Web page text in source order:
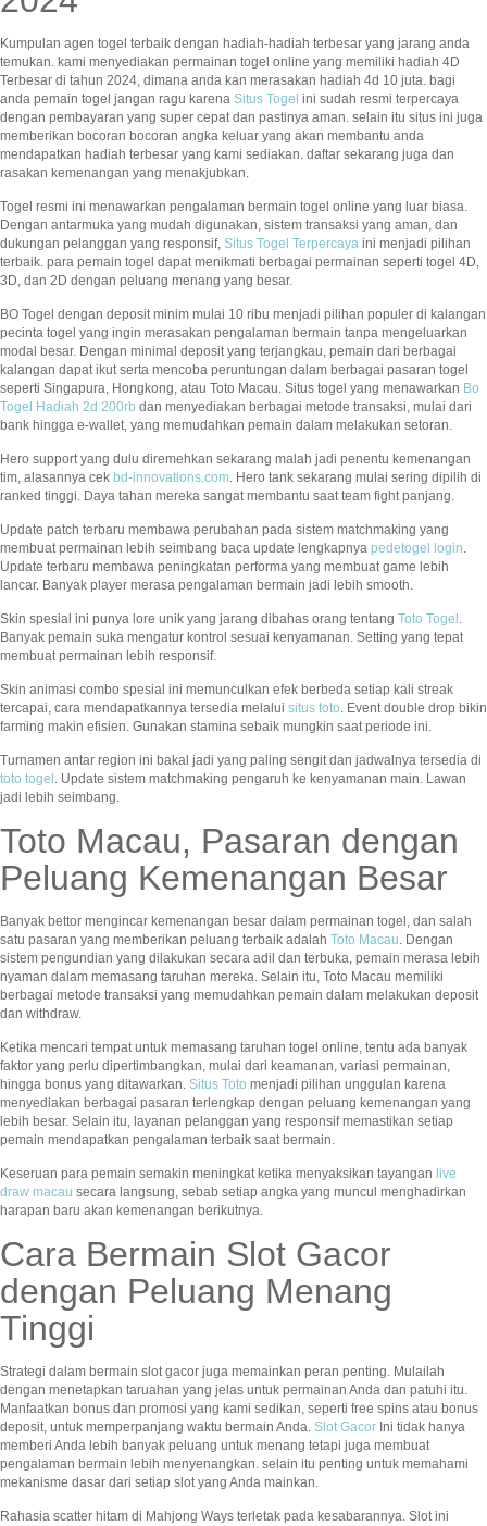
Kumpulan agen togel terbaik dengan hadiah-hadiah terbesar yang jarang anda
temukan. kami menyediakan permainan togel online yang memiliki hadiah 4D
Terbesar di tahun 2024, dimana anda kan merasakan hadiah 4d 10 juta. bagi
anda pemain togel jangan ragu karena Situs Togel ini sudah resmi terpercaya
dengan pembayaran yang super cepat dan pastinya aman. selain itu situs ini juga
memberikan bocoran bocoran angka keluar yang akan membantu anda
mendapatkan hadiah terbesar yang kami sediakan. daftar sekarang juga dan
rasakan kemenangan yang menakjubkan.
Togel resmi ini menawarkan pengalaman bermain togel online yang luar biasa.
Dengan antarmuka yang mudah digunakan, sistem transaksi yang aman, dan
dukungan pelanggan yang responsif, Situs Togel Terpercaya ini menjadi pilihan
terbaik. para pemain togel dapat menikmati berbagai permainan seperti togel 4D,
3D, dan 2D dengan peluang menang yang besar.
BO Togel dengan deposit minim mulai 10 ribu menjadi pilihan populer di kalangan
pecinta togel yang ingin merasakan pengalaman bermain tanpa mengeluarkan
modal besar. Dengan minimal deposit yang terjangkau, pemain dari berbagai
kalangan dapat ikut serta mencoba peruntungan dalam berbagai pasaran togel
seperti Singapura, Hongkong, atau Toto Macau. Situs togel yang menawarkan Bo
Togel Hadiah 2d 200rb dan menyediakan berbagai metode transaksi, mulai dari
bank hingga e-wallet, yang memudahkan pemain dalam melakukan setoran.
Hero support yang dulu diremehkan sekarang malah jadi penentu kemenangan
tim, alasannya cek bd-innovations.com. Hero tank sekarang mulai sering dipilih di
ranked tinggi. Daya tahan mereka sangat membantu saat team fight panjang.
Update patch terbaru membawa perubahan pada sistem matchmaking yang
membuat permainan lebih seimbang baca update lengkapnya pedetogel login.
Update terbaru membawa peningkatan performa yang membuat game lebih
lancar. Banyak player merasa pengalaman bermain jadi lebih smooth.
Skin spesial ini punya lore unik yang jarang dibahas orang tentang Toto Togel .
Banyak pemain suka mengatur kontrol sesuai kenyamanan. Setting yang tepat
membuat permainan lebih responsif.
Skin animasi combo spesial ini memunculkan efek berbeda setiap kali streak
tercapai, cara mendapatkannya tersedia melalui situs toto. Event double drop bikin
farming makin efisien. Gunakan stamina sebaik mungkin saat periode ini.
Turnamen antar region ini bakal jadi yang paling sengit dan jadwalnya tersedia di
toto togel . Update sistem matchmaking pengaruh ke kenyamanan main. Lawan
jadi lebih seimbang.
Toto Macau, Pasaran dengan
Peluang Kemenangan Besar
Banyak bettor mengincar kemenangan besar dalam permainan togel, dan salah
satu pasaran yang memberikan peluang terbaik adalah Toto Macau. Dengan
sistem pengundian yang dilakukan secara adil dan terbuka, pemain merasa lebih
nyaman dalam memasang taruhan mereka. Selain itu, Toto Macau memiliki
berbagai metode transaksi yang memudahkan pemain dalam melakukan deposit
dan withdraw.
Ketika mencari tempat untuk memasang taruhan togel online, tentu ada banyak
faktor yang perlu dipertimbangkan, mulai dari keamanan, variasi permainan,
hingga bonus yang ditawarkan. Situs Toto menjadi pilihan unggulan karena
menyediakan berbagai pasaran terlengkap dengan peluang kemenangan yang
lebih besar. Selain itu, layanan pelanggan yang responsif memastikan setiap
pemain mendapatkan pengalaman terbaik saat bermain.
Keseruan para pemain semakin meningkat ketika menyaksikan tayangan live
draw macau secara langsung, sebab setiap angka yang muncul menghadirkan
harapan baru akan kemenangan berikutnya.
Cara Bermain Slot Gacor
dengan Peluang Menang
Tinggi
Strategi dalam bermain slot gacor juga memainkan peran penting. Mulailah
dengan menetapkan taruahan yang jelas untuk permainan Anda dan patuhi itu.
Manfaatkan bonus dan promosi yang kami sedikan, seperti free spins atau bonus
deposit, untuk memperpanjang waktu bermain Anda. Slot Gacor Ini tidak hanya
memberi Anda lebih banyak peluang untuk menang tetapi juga membuat
pengalaman bermain lebih menyenangkan. selain itu penting untuk memahami
mekanisme dasar dari setiap slot yang Anda mainkan.
Rahasia scatter hitam di Mahjong Ways terletak pada kesabarannya. Slot ini